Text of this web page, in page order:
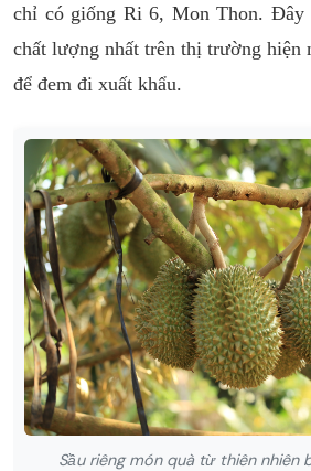
chỉ có giống Ri 6, Mon Thon. Đây
chất lượng nhất trên thị trường hiện
để đem đi xuất khẩu.
Sầu riêng món quà từ thiên nhiên